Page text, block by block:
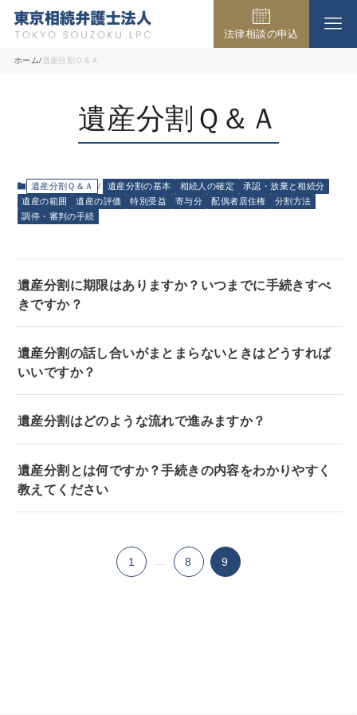
事務所の紹介
取扱業務
弁護士費用
よくある質問
アクセス
法律相談の申込
ホーム 遺産分割Ｑ＆Ａ
遺産分割Ｑ＆Ａ
遺産分割Ｑ＆Ａ 遺産分割の基本 相続人の確定
承認・放棄と相続分
遺産の範囲
遺産の評価 特別受益 寄与分 配偶者居住権
分割方法
調停・審判の手続
遺産分割に期限はありますか？いつまでに手続きすべ
きですか？
遺産分割の話し合いがまとまらないときはどうすれば
いいですか？
遺産分割はどのような流れで進みますか？
遺産分割とは何ですか？手続きの内容をわかりやすく
教えてください
1 8 9